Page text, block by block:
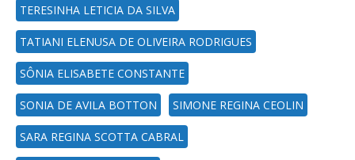
TERESINHA LETICIA DA SILVA
TATIANI ELENUSA DE OLIVEIRA RODRIGUES
SÔNIA ELISABETE CONSTANTE
SONIA DE AVILA BOTTON SIMONE REGINA CEOLIN
SARA REGINA SCOTTA CABRAL